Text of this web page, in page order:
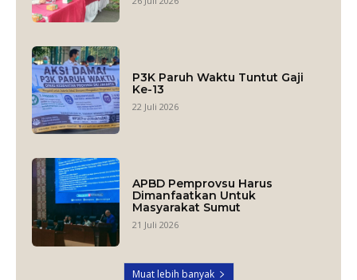
P3K Paruh Waktu Tuntut Gaji
Ke-13
22 Juli 2026
APBD Pemprovsu Harus
Dimanfaatkan Untuk
Masyarakat Sumut
21 Juli 2026
Muat lebih banyak